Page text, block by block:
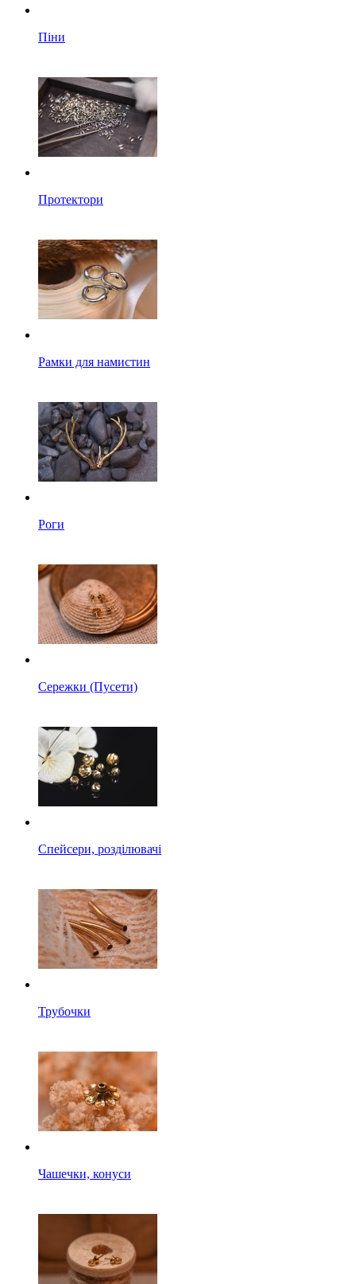
Піни
Протектори
Рамки для намистин
Роги
Сережки (Пусети)
Спейсери, розділювачі
Трубочки
Чашечки, конуси